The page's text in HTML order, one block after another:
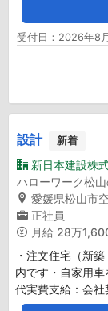
受付日：2026年8
設計 新着
新日本建設株
ハローワーク松山
愛媛県松山市
正社員
月給 28万
・注文住宅（新
内です・自家用
代実費支給：会